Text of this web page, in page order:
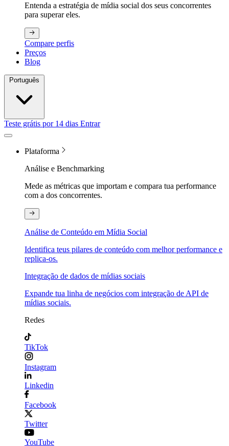
Entenda a estratégia de mídia social dos seus concorrentes
para superar eles.
Compare perfis
Preços
Blog
Teste grátis por 14 dias Entrar
Plataforma
Análise e Benchmarking
Mede as métricas que importam e compara tua performance
com a dos concorrentes.
Análise de Conteúdo em Mídia Social
Identifica teus pilares de conteúdo com melhor performance e
replica-os.
Integração de dados de mídias sociais
Expande tua linha de negócios com integração de API de
mídias sociais.
Redes
TikTok
Instagram
Linkedin
Facebook
Twitter
YouTube